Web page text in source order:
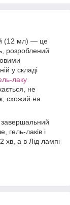
(12 мл) — це
розроблений
у складі
лаку
не
схожий на
гель-лаків і
хв, а в Лід лампі